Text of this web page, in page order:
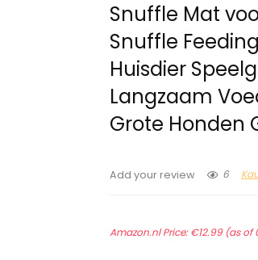
Snuffle Mat
Snuffle
Huisdier
Langzaam
Grote Honden
Add your review 6
Amazon.nl Price:€12.99(as of